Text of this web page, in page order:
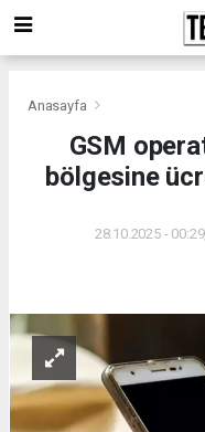
Anasayfa
GSM
bölgesine
28.10.2025 -